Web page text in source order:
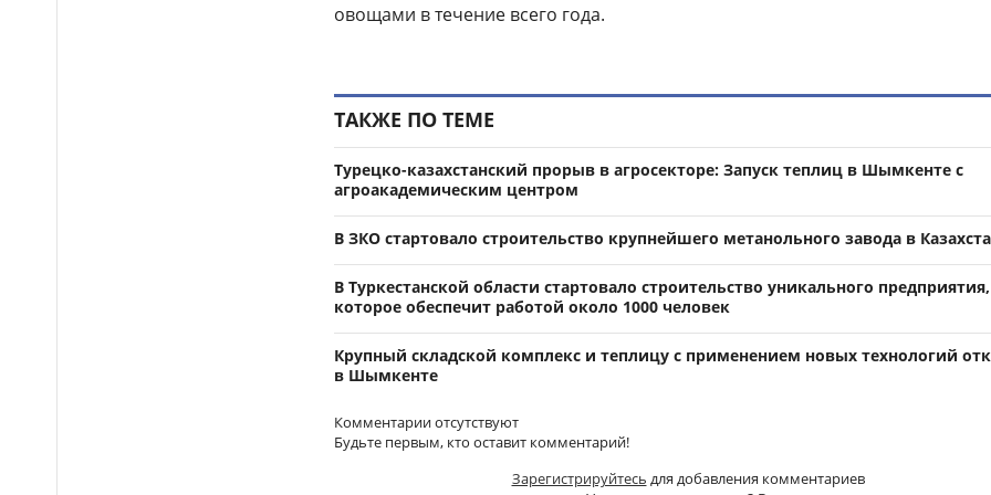
овощами в течение всего года.
ТАКЖЕ ПО ТЕМЕ
Турецко-казахстанский прорыв в агросекторе: Запуск теплиц в Шымкенте с
агроакадемическим центром
В ЗКО стартовало строительство крупнейшего метанольного завода в
В Туркестанской области стартовало строительство уникального предприятия,
которое обеспечит работой около 1000 человек
Крупный складской комплекс и теплицу с применением новых технологий
в Шымкенте
Комментарии отсутствуют
Будьте первым, кто оставит комментарий!
Зарегистрируйтесь для добавления комментариев